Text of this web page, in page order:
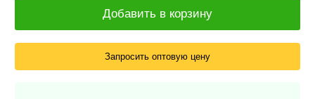
Добавить в корзину
Запросить оптовую цену